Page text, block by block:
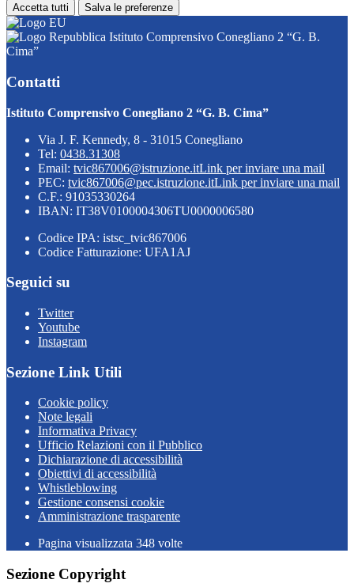
Accetta tutti Salva le preferenze
Istituto Comprensivo Conegliano 2 “G. B.
Cima”
Contatti
Istituto Comprensivo Conegliano 2 “G. B. Cima”
Via J. F. Kennedy, 8 - 31015 Conegliano
Tel: 0438.31308
Email: tvic867006@istruzione.itLink per inviare una mail
PEC: tvic867006@pec.istruzione.itLink per inviare una mail
C.F.: 91035330264
IBAN: IT38V0100004306TU0000006580
Codice IPA: istsc_tvic867006
Codice Fatturazione: UFA1AJ
Seguici su
Twitter
Youtube
Instagram
Sezione Link Utili
Cookie policy
Note legali
Informativa Privacy
Ufficio Relazioni con il Pubblico
Dichiarazione di accessibilità
Obiettivi di accessibilità
Whistleblowing
Gestione consensi cookie
Amministrazione trasparente
Pagina visualizzata 348 volte
Sezione Copyright